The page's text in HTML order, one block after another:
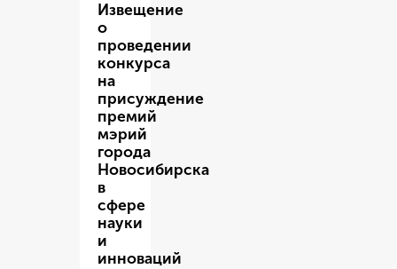
Извещение
о
проведении
конкурса
на
присуждение
премий
мэрий
города
Новосибирска
в
сфере
науки
и
инноваций